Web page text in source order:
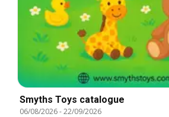
Smyths Toys catalogue
06/08/2026-22/09/2026